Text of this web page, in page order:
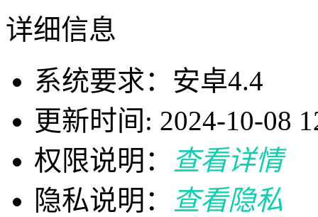
详细信息
系统要求：安卓4.4
更新时间: 2024-10-08
权限说明：
查看详情
隐私说明：
查看隐私